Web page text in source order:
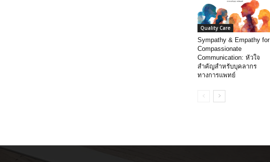
Quality Care
Sympathy & Empathy for
Compassionate
Communication: หัวใจ
สำคัญสำหรับบุคลากร
ทางการแพทย์